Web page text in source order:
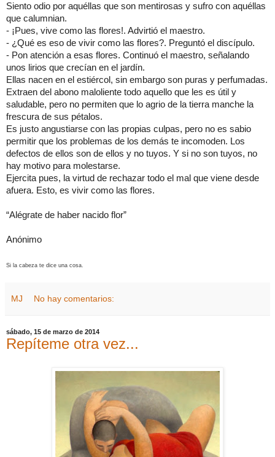
Siento odio por aquéllas que son mentirosas y sufro con aquéllas
que calumnian.
- ¡Pues, vive como las flores!. Advirtió el maestro.
- ¿Qué es eso de vivir como las flores?. Preguntó el discípulo.
- Pon atención a esas flores. Continuó el maestro, señalando
unos lirios que crecían en el jardín.
Ellas nacen en el estiércol, sin embargo son puras y perfumadas.
Extraen del abono maloliente todo aquello que les es útil y
saludable, pero no permiten que lo agrio de la tierra manche la
frescura de sus pétalos.
Es justo angustiarse con las propias culpas, pero no es sabio
permitir que los problemas de los demás te incomoden. Los
defectos de ellos son de ellos y no tuyos. Y si no son tuyos, no
hay motivo para molestarse.
Ejercita pues, la virtud de rechazar todo el mal que viene desde
afuera. Esto, es vivir como las flores.
“Alégrate de haber nacido flor”
Anónimo
Si la cabeza te dice una cosa.
MJ No hay comentarios:
sábado, 15 de marzo de 2014
Repíteme otra vez...